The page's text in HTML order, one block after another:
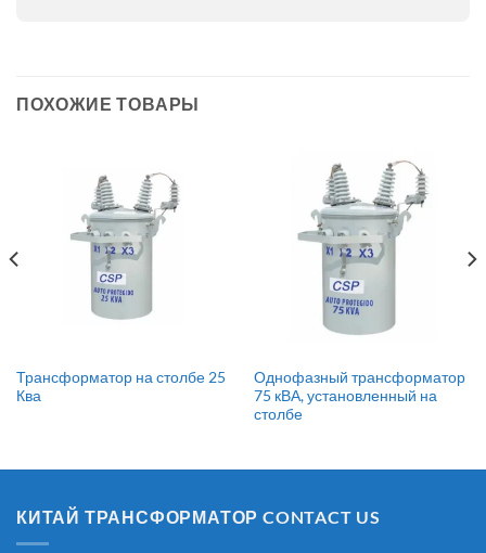
ПОХОЖИЕ ТОВАРЫ
Трансформатор на столбе 25
Ква
Однофазный трансформатор
75 кВА, установленный на
столбе
КИТАЙ ТРАНСФОРМАТОР CONTACT US